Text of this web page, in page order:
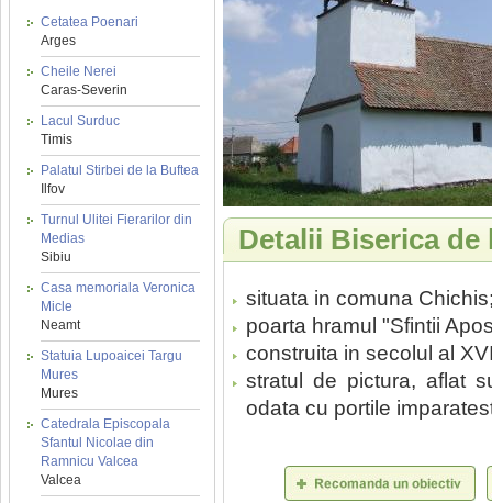
Cetatea Poenari
Arges
Cheile Nerei
Caras-Severin
Lacul Surduc
Timis
Palatul Stirbei de la Buftea
Ilfov
Turnul Ulitei Fierarilor din
Medias
Sibiu
Casa memoriala Veronica
Micle
Neamt
Statuia Lupoaicei Targu
Mures
Mures
Catedrala Episcopala
Sfantul Nicolae din
Ramnicu Valcea
Valcea
Detalii Biserica
situata in comuna
poarta hramul "Sfintii
construita in secolul al
stratul de pictura, aflat
odata cu portile